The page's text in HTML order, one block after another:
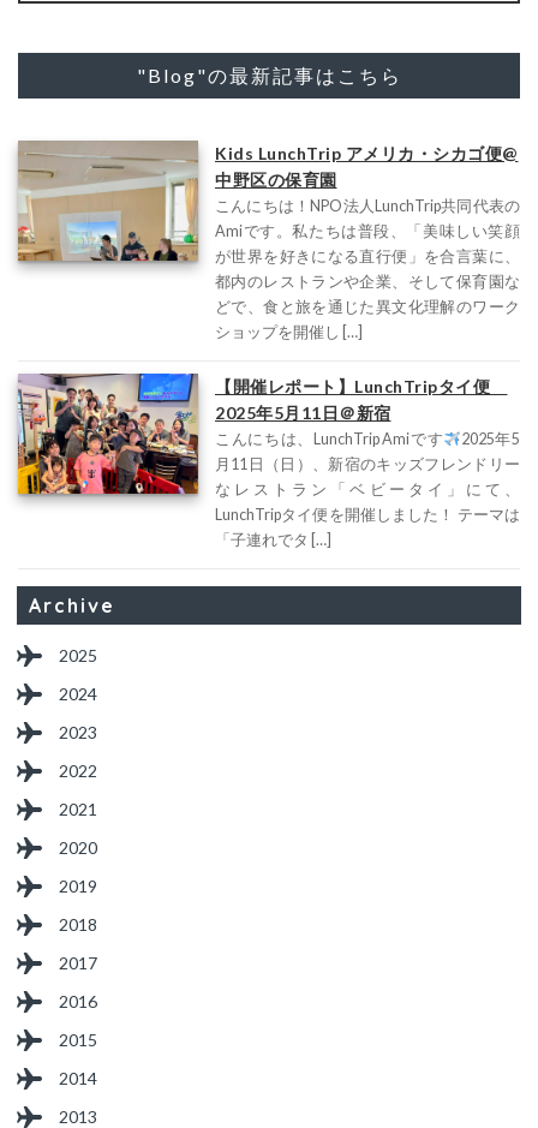
"Blog"の最新記事はこちら
Kids LunchTrip アメリカ・シカゴ便@
中野区の保育園
こんにちは！NPO法人LunchTrip共同代表の
Amiです。私たちは普段、「美味しい笑顔
が世界を好きになる直行便」を合言葉に、
都内のレストランや企業、そして保育園な
どで、食と旅を通じた異文化理解のワーク
ショップを開催し […]
【開催レポート】LunchTripタイ便
2025年5月11日＠新宿
こんにちは、LunchTrip Amiです
2025年5
月11日（日）、新宿のキッズフレンドリー
なレストラン「ベビータイ」にて、
LunchTripタイ便を開催しました！ テーマは
「子連れでタ […]
Archive
2025
2024
2023
2022
2021
2020
2019
2018
2017
2016
2015
2014
2013